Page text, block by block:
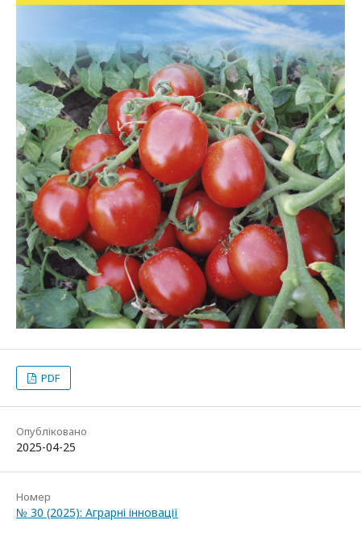
PDF
Опубліковано
2025-04-25
Номер
№ 30 (2025): Аграрні інновації